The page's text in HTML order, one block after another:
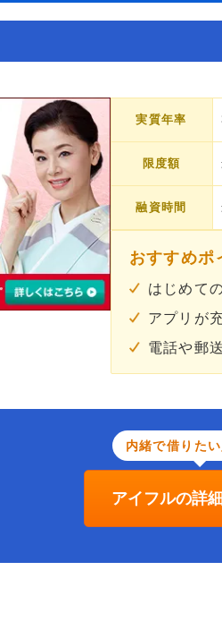
実質年率
限度額
融資時間
おすすめポ
はじめて
アプリが
電話や郵
内緒で借りた
アイフルの詳